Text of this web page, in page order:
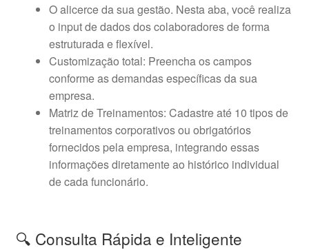
O alicerce da sua gestão. Nesta aba, você realiza
o input de dados dos colaboradores de forma
estruturada e flexível.
Customização total: Preencha os campos
conforme as demandas específicas da sua
empresa.
Matriz de Treinamentos: Cadastre até 10 tipos de
treinamentos corporativos ou obrigatórios
fornecidos pela empresa, integrando essas
informações diretamente ao histórico individual
de cada funcionário.
🔍 Consulta Rápida e Inteligente